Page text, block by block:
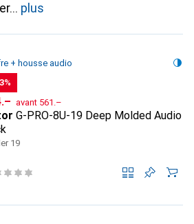
plus
+ housse audio
avant CHF
561.–
G-PRO-8U-19 Deep Molded Audio
19